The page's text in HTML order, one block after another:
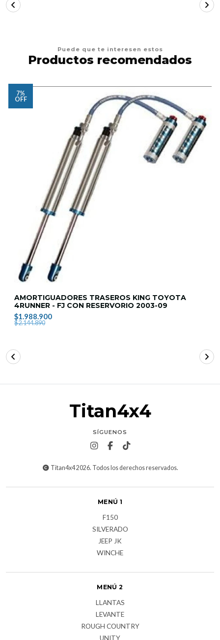
Puede que te interesen estos
Productos recomendados
7%
OFF
AMORTIGUADORES TRASEROS KING TOYOTA
4RUNNER - FJ CON RESERVORIO 2003-09
$1.988.900
$2.144.890
Titan4x4
SÍGUENOS
Titan4x4 2026. Todos los derechos reservados.
MENÚ 1
F150
SILVERADO
JEEP JK
WINCHE
MENÚ 2
LLANTAS
LEVANTE
ROUGH COUNTRY
UNITY